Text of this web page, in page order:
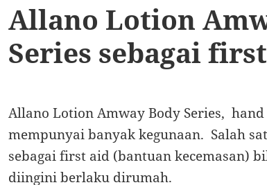
Allano Lotion
Series sebagai
Allano Lotion Amway Body Series,
mempunyai banyak kegunaan. Salah
sebagai first aid (bantuan kecemasan)
diingini berlaku dirumah.